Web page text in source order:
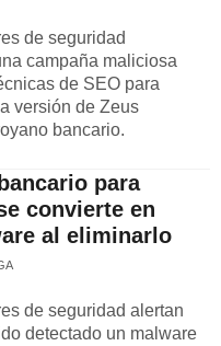
de seguridad
campaña maliciosa
de SEO para
versión de Zeus
bancario.
para
convierte en
al eliminarlo
de seguridad alertan
detectado un malware